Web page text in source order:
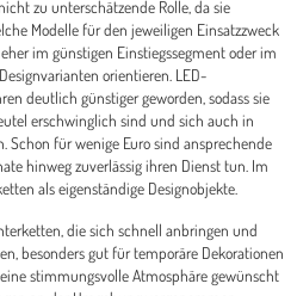
zu unterschätzende Rolle, da sie
Modelle für den jeweiligen Einsatzzweck
im günstigen Einstiegssegment oder im
orientieren. LED-
deutlich günstiger geworden, sodass sie
erschwinglich sind und sich auch in
Schon für wenige Euro sind ansprechende
hinweg zuverlässig ihren Dienst tun. Im
als eigenständige Designobjekte.
die sich schnell anbringen und
besonders gut für temporäre Dekorationen
stimmungsvolle Atmosphäre gewünscht